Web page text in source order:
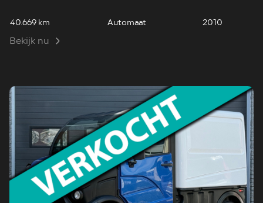
40.669 km Automaat 2010
Bekijk nu